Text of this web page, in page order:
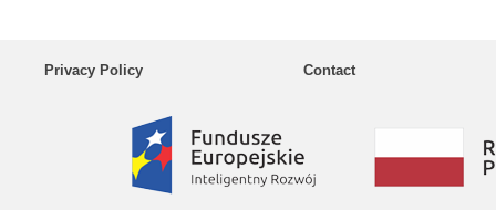
Privacy Policy Contact